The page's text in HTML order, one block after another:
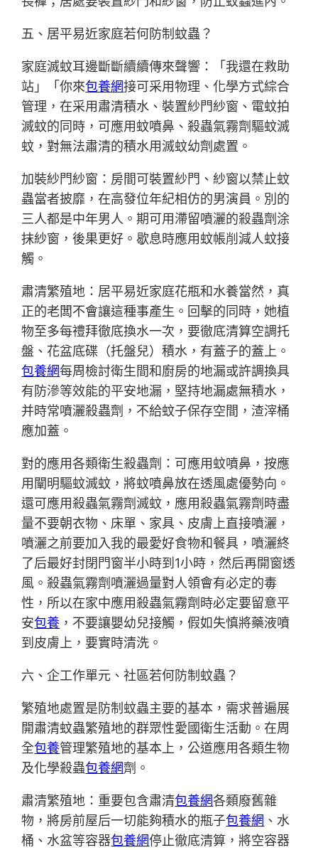
五、居平易近家庭若何防制蚊蟲？
家庭滅蚊耳邊斷斷續續傳來聲響：「我還在救助
站」「你來包養網接可采用物理、化學方式綜合
管理，在采用肅清積水、裝置紗門紗窗、電蚊拍
滅蚊的同時，可應用蚊噴鼻、殺蟲氣霧劑驅蚊滅
蚊，對無法肅清的積水用滅蚊幼劑處置。
加裝紗門紗窗：房間可裝置紗門、紗窗以禁止蚊
蟲當者披靡，在高發位年紀相仿的男演員。別的
三人都是中年男人。期可用滯留噴灑的殺蟲劑涂
抹紗窗，後果更好。歇息時應用蚊帳削減人蚊接
觸。
肅清繁殖地：居平易近家庭花瓶和水養當然，真
正的老闆不會讓這種事產生。回擊的同時，她植
物至多每禮拜徹底換水一次，要徹底清算空調托
盤、花盆底碟（托盤兒）積水，有蓋子的蓋上。
包養網每周檢討衛生間和廚房的地漏或許調換具
有防滲等效能的平安地漏，堅持地漏處無積水，
并時常噴灑殺蟲劑，不給蚊子保存空間，渣滓桶
應加蓋。
對的應用各類衛生殺蟲劑：可應用蚊噴鼻，按應
用闡明驅蚊滅蚊，將蚊噴鼻放在透風處優勢向。
還可應用殺蟲氣霧劑滅蚊，應用殺蟲氣霧劑時盡
量不要朝衣物、床單、家具、皮膚上直接噴灑，
噴灑之前要加入我的最愛好食物和餐具，噴灑終
了后最好封閉門窗半小時到1小時，然后再開窗透
風。殺蟲氣霧劑噴灑過量對人領會有必定的毒
性，所以在家中應用殺蟲氣霧劑時必定要留意平
安包養 ，不要讓嬰幼兒接觸，假如失慎將藥液噴
到皮膚上，要實時清洗。
六、企工作單元、社區若何防制蚊蟲？
繁殖地處置是防制蚊蟲主要的基本，需求普遍展
開肅清蚊蟲繁殖地的群眾性愛國衛生活動。在周
全包養管理繁殖地的基本上，公道應用各類生物
及化學殺蟲包養網劑。
肅清繁殖地：重要包含肅清包養網各類廢舊雜
物，將房前屋后一切能夠積水的瓶子包養網 、水
桶、水盆等容器包養網停止徹底清算，將空容器